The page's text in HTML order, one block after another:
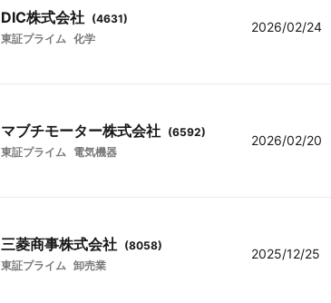
DIC株式会社 (4631)
東証プライム 化学
2026/02/24
マブチモーター株式会社 (6592)
東証プライム 電気機器
2026/02/20
三菱商事株式会社 (8058)
東証プライム 卸売業
2025/12/25